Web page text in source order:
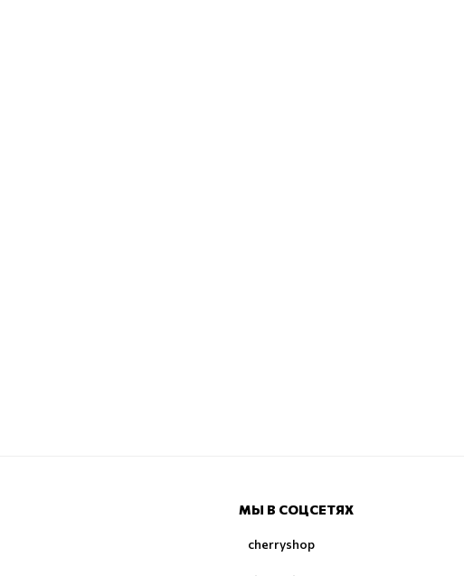
МЫ В СОЦСЕТЯХ
cherryshop